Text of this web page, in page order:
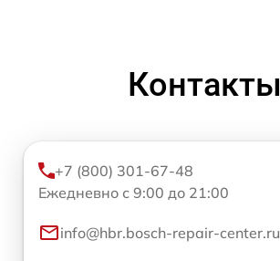
Контакты
+7 (800) 301-67-48
Ежедневно с 9:00 до 21:00
info@hbr.bosch-repair-center.ru